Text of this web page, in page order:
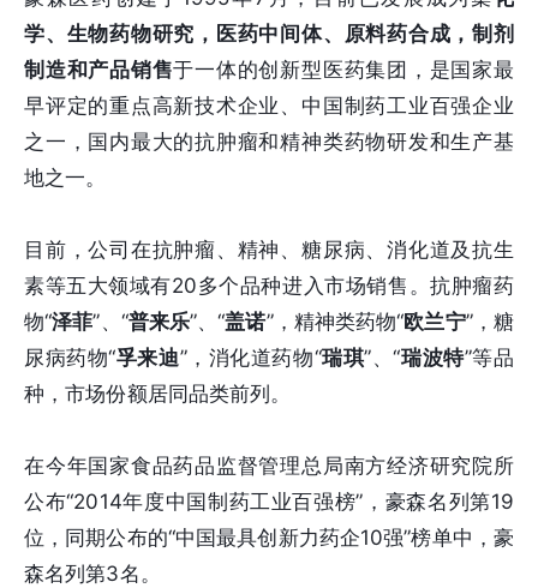
学、生物药物研究，医药中间体、原料药合成，制剂
制造和产品销售于一体的创新型医药集团，是国家最
早评定的重点高新技术企业、中国制药工业百强企业
之一，国内最大的抗肿瘤和精神类药物研发和生产基
地之一。
目前，公司在抗肿瘤、精神、糖尿病、消化道及抗生
素等五大领域有20多个品种进入市场销售。抗肿瘤药
物“泽菲”、“普来乐”、“盖诺”，精神类药物“欧兰宁”，糖
尿病药物“孚来迪”，消化道药物“瑞琪”、“瑞波特”等品
种，市场份额居同品类前列。
在今年国家食品药品监督管理总局南方经济研究院所
公布“2014年度中国制药工业百强榜”，豪森名列第19
位，同期公布的“中国最具创新力药企10强”榜单中，豪
森名列第3名。